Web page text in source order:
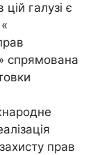
галузі є
спрямована
прав